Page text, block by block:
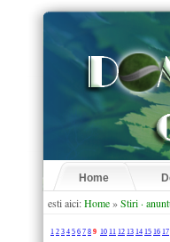
Home
esti aici:Home»Stiri ·
1 2 3 4 5 6 7 8 9 10 11 12 13 14 15 16 17